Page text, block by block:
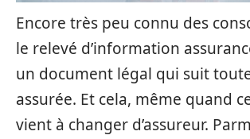
Encore très peu connu des
le relevé d’information
un document légal qui suit
assurée. Et cela, même quand
vient à changer d’assureur.